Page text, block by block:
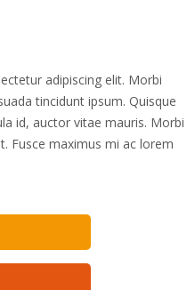
adipiscing elit. Morbi
tincidunt ipsum. Quisque
id, auctor vitae mauris. Morbi
Fusce maximus mi ac lorem